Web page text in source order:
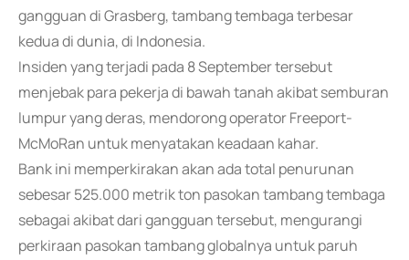
gangguan di Grasberg, tambang tembaga terbesar
kedua di dunia, di Indonesia.
Insiden yang terjadi pada 8 September tersebut
menjebak para pekerja di bawah tanah akibat semburan
lumpur yang deras, mendorong operator Freeport-
McMoRan untuk menyatakan keadaan kahar.
Bank ini memperkirakan akan ada total penurunan
sebesar 525.000 metrik ton pasokan tambang tembaga
sebagai akibat dari gangguan tersebut, mengurangi
perkiraan pasokan tambang globalnya untuk paruh